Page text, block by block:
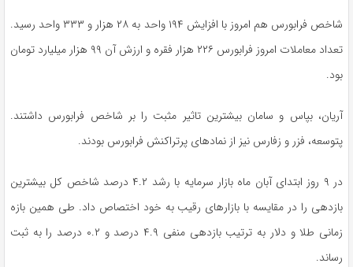
شاخص فرابورس هم امروز با افزایش ۱۹۴ واحد به ۲۸ هزار و ۳۳۳ واحد رسید.
تعداد معاملات امروز فرابورس ۲۲۶ هزار فقره و ارزش آن ۹۹ هزار میلیارد تومان
بود.
آریان، بپاس و سامان بیشترین تاثیر مثبت را بر شاخص فرابورس داشتند.
پتوسعه، فزر و زفارس نیز از نمادهای پرتراکنش فرابورس بودند.
در ۹ روز ابتدای آبان ماه بازار سرمایه با رشد ۴.۲ درصد شاخص کل بیشترین
بازدهی را در مقایسه با بازارهای رقیب به خود اختصاص داد. طی همین بازه
زمانی طلا و دلار به ترتیب بازدهی منفی ۴.۹ درصد و ۰.۲ درصد را به ثبت
رساند.